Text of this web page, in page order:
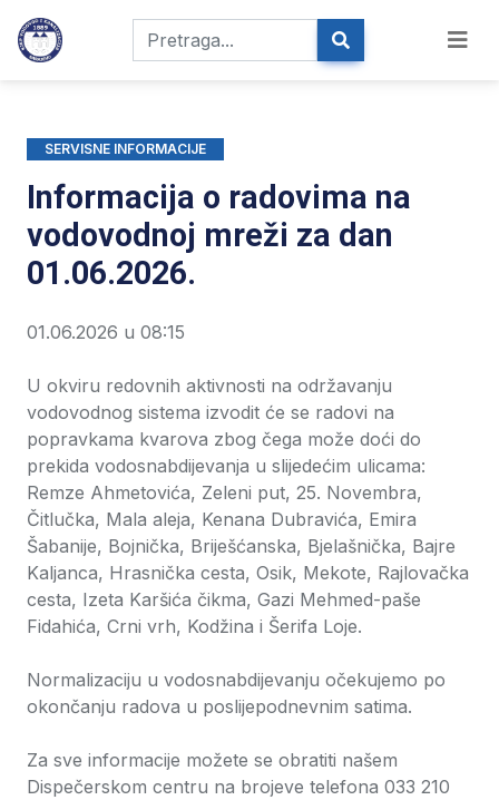
SERVISNE INFORMACIJE
Informacija o radovima na
vodovodnoj mreži za dan
01.06.2026.
01.06.2026 u 08:15
U okviru redovnih aktivnosti na održavanju
vodovodnog sistema izvodit će se radovi na
popravkama kvarova zbog čega može doći do
prekida vodosnabdijevanja u slijedećim ulicama:
Remze Ahmetovića, Zeleni put, 25. Novembra,
Čitlučka, Mala aleja, Kenana Dubravića, Emira
Šabanije, Bojnička, Briješćanska, Bjelašnička, Bajre
Kaljanca, Hrasnička cesta, Osik, Mekote, Rajlovačka
cesta, Izeta Karšića čikma, Gazi Mehmed-paše
Fidahića, Crni vrh, Kodžina i Šerifa Loje.
Normalizaciju u vodosnabdijevanju očekujemo po
okončanju radova u poslijepodnevnim satima.
Za sve informacije možete se obratiti našem
Dispečerskom centru na brojeve telefona 033 210